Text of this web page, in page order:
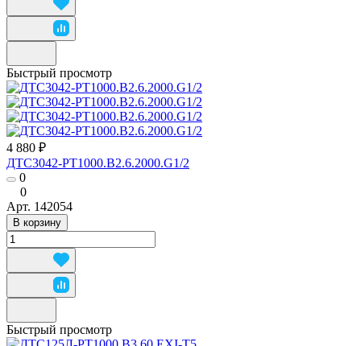
Быстрый просмотр
4 880 ₽
ДТС3042-РТ1000.В2.6.2000.G1/2
0
0
Арт. 142054
В корзину
Быстрый просмотр